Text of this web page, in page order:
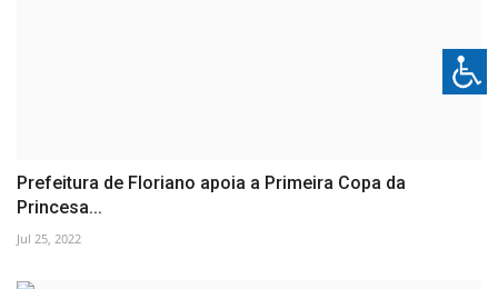
Prefeitura de Floriano apoia a Primeira Copa da
Princesa...
Jul 25, 2022